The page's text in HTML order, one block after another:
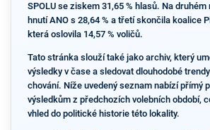
SPOLU se ziskem 31,65 % hlasů. Na
hnutí ANO s 28,64 % a třetí skončila koalice
která oslovila 14,57 % voličů.
Tato stránka slouží také jako archiv, který
výsledky v čase a sledovat dlouhodobé
chování. Níže uvedený seznam nabízí přímý
výsledkům z předchozích volebních období,
vhled do politické historie této lokality.